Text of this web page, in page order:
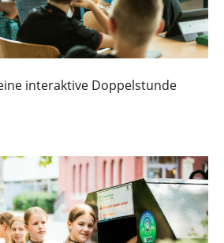
interaktive Doppelstunde